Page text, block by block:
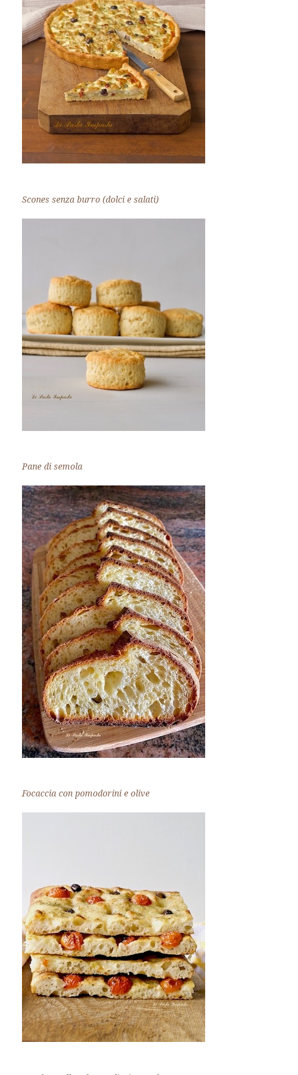
Scones senza burro (dolci e salati)
Pane di semola
Focaccia con pomodorini e olive